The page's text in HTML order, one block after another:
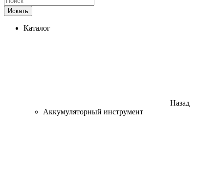
Искать
Каталог
Назад
Аккумуляторный инструмент